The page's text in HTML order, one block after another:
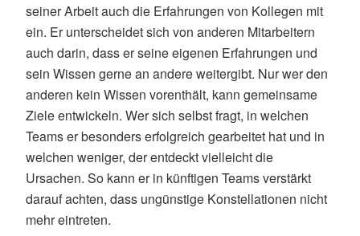
seiner Arbeit auch die Erfahrungen von Kollegen mit
ein. Er unterscheidet sich von anderen Mitarbeitern
auch darin, dass er seine eigenen Erfahrungen und
sein Wissen gerne an andere weitergibt. Nur wer den
anderen kein Wissen vorenthält, kann gemeinsame
Ziele entwickeln. Wer sich selbst fragt, in welchen
Teams er besonders erfolgreich gearbeitet hat und in
welchen weniger, der entdeckt vielleicht die
Ursachen. So kann er in künftigen Teams verstärkt
darauf achten, dass ungünstige Konstellationen nicht
mehr eintreten.